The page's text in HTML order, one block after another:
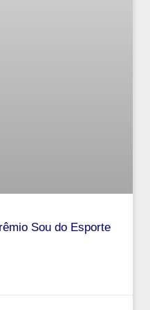
Sou do Esporte